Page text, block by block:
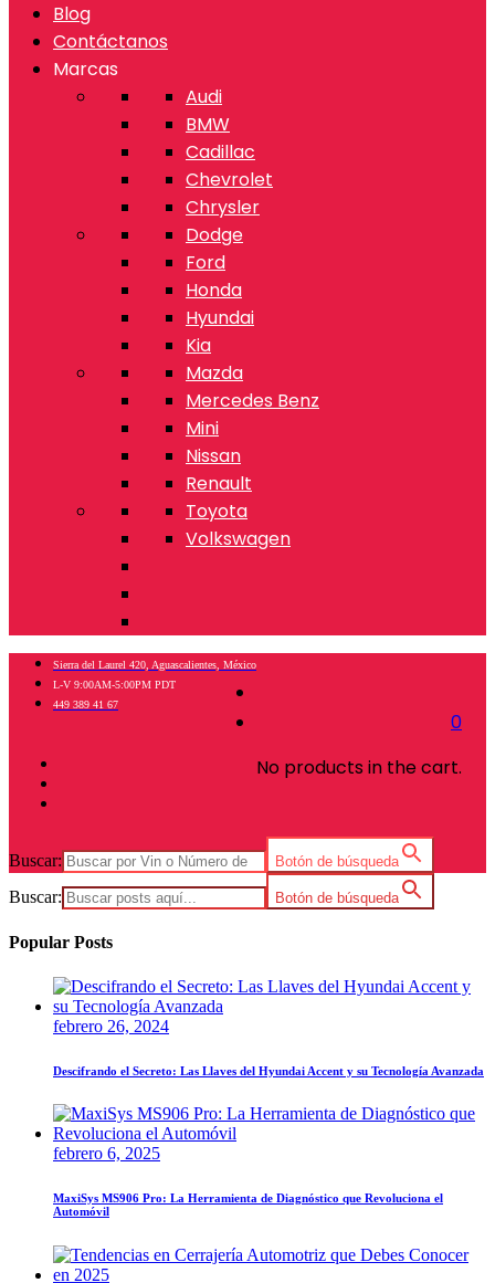
Blog
Contáctanos
Marcas
Audi
BMW
Cadillac
Chevrolet
Chrysler
Dodge
Ford
Honda
Hyundai
Kia
Mazda
Mercedes Benz
Mini
Nissan
Renault
Toyota
Volkswagen
0
No products in the cart.
Sierra del Laurel 420, Aguascalientes, México
L-V 9:00AM-5:00PM PDT
449 389 41 67
Buscar: Botón de búsqueda
Buscar: Botón de búsqueda
Popular Posts
febrero 26, 2024
Descifrando el Secreto: Las Llaves del Hyundai Accent y su Tecnología Avanzada
febrero 6, 2025
MaxiSys MS906 Pro: La Herramienta de Diagnóstico que Revoluciona el
Automóvil